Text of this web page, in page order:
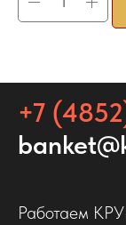
+7
Работаем